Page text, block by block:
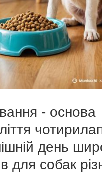
- основа
день
для собак